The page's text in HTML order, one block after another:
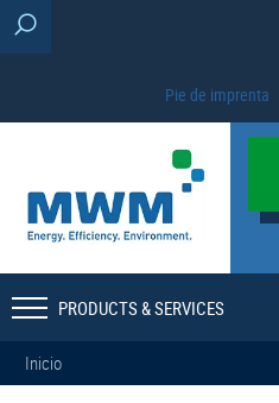
Pie de imprenta
PRODUCTS & SERVICES
Inicio